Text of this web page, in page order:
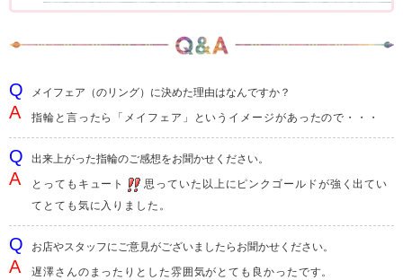
メイフェア（のリング）に決めた理由はなんですか？
指輪と言ったら「メイフェア」というイメージがあったので・・・
出来上がった指輪のご感想をお聞かせください。
とってもキュート
思っていた以上にピンクゴールドが強く出てい
てとても気に入りました。
お店やスタッフにご意見がございましたらお聞かせください。
遅澤さんのまったりとした雰囲気がとても良かったです。